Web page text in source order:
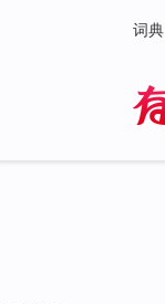
词典